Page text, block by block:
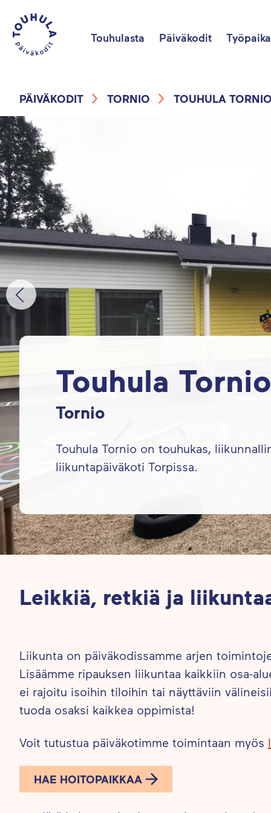
Touhulasta Päiväkodit
PÄIVÄKODIT TORNIO TOUHULA TORNIO
Touhula Tornio
Tornio
Touhula Tornio on touhukas,
liikuntapäiväkoti Torpissa.
Leikkiä, retkiä ja
Liikunta on päiväkodissamme arjen
Lisäämme ripauksen liikuntaa kaikkiin osa-
ei rajoitu isoihin tiloihin tai näyttäviin
tuoda osaksi kaikkea oppimista!
Voit tutustua päiväkotimme toimintaan myös
HAE HOITOPAIKKAA